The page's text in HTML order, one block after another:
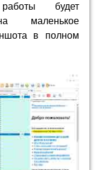
будет
маленькое
в полном